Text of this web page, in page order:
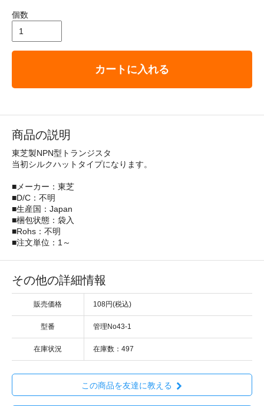
個数
カートに入れる
商品の説明
東芝製NPN型トランジスタ
当初シルクハットタイプになります。
■メーカー：東芝
■D/C：不明
■生産国：Japan
■梱包状態：袋入
■Rohs：不明
■注文単位：1～
その他の詳細情報
販売価格 108円(税込)
型番 管理No43-1
在庫状況 在庫数：497
この商品を友達に教える